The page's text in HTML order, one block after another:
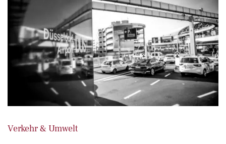
Verkehr & Umwelt